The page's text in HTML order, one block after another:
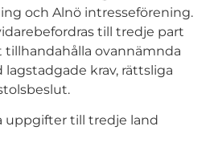
och Alnö intresseförening.
till tredje part
tillhandahålla ovannämnda
krav, rättsliga
uppgifter till tredje land